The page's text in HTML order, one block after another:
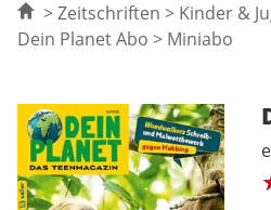
Zeitschriften
Kinder &
Dein Planet Abo
Miniabo